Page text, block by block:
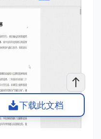
下载此文档